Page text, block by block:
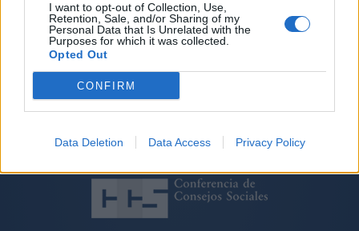
I want to opt-out of Collection, Use,
Retention, Sale, and/or Sharing of my
Personal Data that Is Unrelated with the
Purposes for which it was collected.
Opted Out
CONFIRM
Data Deletion Data Access Privacy Policy